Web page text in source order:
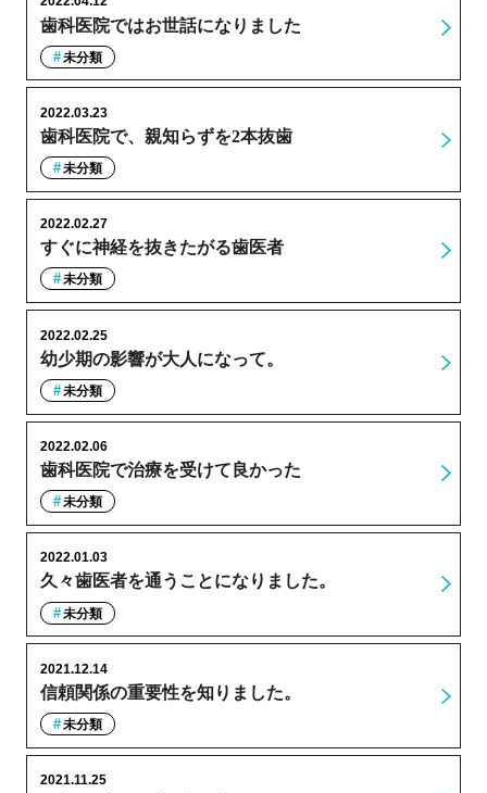
歯科医院ではお世話になりました
未分類
歯科医院で、親知らずを2本抜歯
2022.03.23
未分類
すぐに神経を抜きたがる歯医者
2022.02.27
未分類
幼少期の影響が大人になって。
2022.02.25
未分類
歯科医院で治療を受けて良かった
2022.02.06
未分類
久々歯医者を通うことになりました。
2022.01.03
未分類
信頼関係の重要性を知りました。
2021.12.14
未分類
2021.11.25